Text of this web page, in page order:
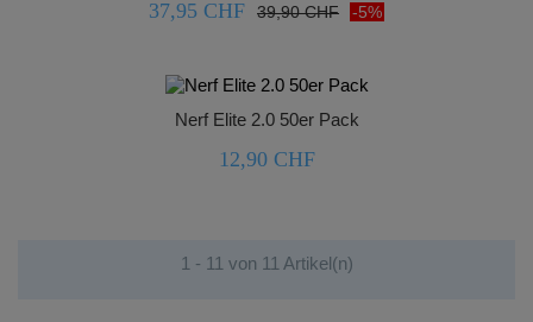
37,95 CHF 39,90 CHF -5%
Nerf Elite 2.0 50er Pack
12,90 CHF
1 - 11 von 11 Artikel(n)